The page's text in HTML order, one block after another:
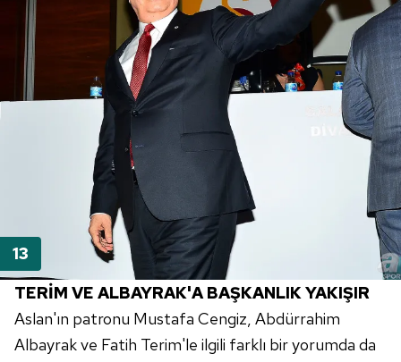
TERİM VE ALBAYRAK'A BAŞKANLIK YAKIŞIR
Aslan'ın patronu Mustafa Cengiz, Abdürrahim
Albayrak ve Fatih Terim'le ilgili farklı bir yorumda da